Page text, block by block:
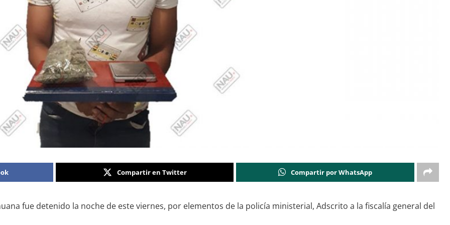
Compartir en Twitter Compartir por WhatsApp
fue detenido la noche de este viernes, por elementos de la policía ministerial, Adscrito a la fiscalía general del